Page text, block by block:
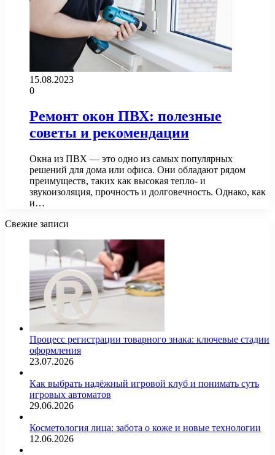
15.08.2023
0
Ремонт окон ПВХ: полезные
советы и рекомендации
Окна из ПВХ — это одно из самых популярных
решений для дома или офиса. Они обладают рядом
преимуществ, таких как высокая тепло- и
звукоизоляция, прочность и долговечность. Однако, как
и…
Свежие записи
Процесс регистрации товарного знака: ключевые стадии
оформления
23.07.2026
Как выбрать надёжный игровой клуб и понимать суть
игровых автоматов
29.06.2026
Косметология лица: забота о коже и новые технологии
12.06.2026